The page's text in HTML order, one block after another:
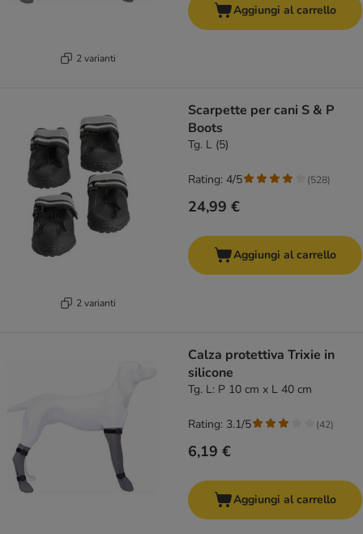
2 varianti
Aggiungi al carrello
2 varianti
Scarpette per cani S & P
Boots
Tg. L (5)
24,99 €
Rating: 4/5 (528)
Aggiungi al carrello
Calza protettiva Trixie in
silicone
Tg. L: P 10 cm x L 40 cm
6,19 €
Rating: 3.1/5 (42)
Aggiungi al carrello